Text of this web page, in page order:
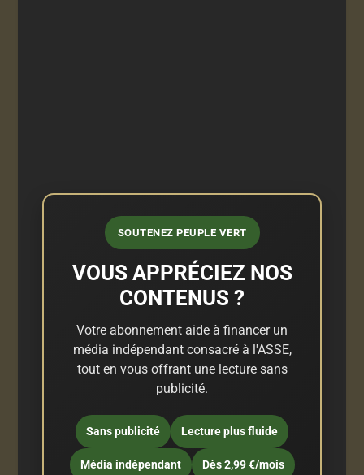
SOUTENEZ PEUPLE VERT
VOUS APPRÉCIEZ NOS
CONTENUS ?
Votre abonnement aide à financer un
média indépendant consacré à l'ASSE,
tout en vous offrant une lecture sans
publicité.
Sans publicité Lecture plus fluide
Média indépendant Dès 2,99 €/mois